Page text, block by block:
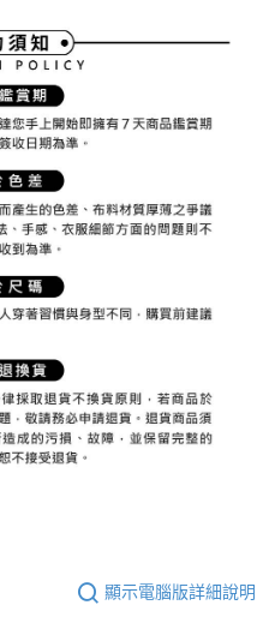
理人或監護人之同意方可使用
者引起之損失，本公司不負相關責
據個別帳號之用戶狀況，依本公司即
度不足之情形，本公司將視審查結果
戶之使用額度並採取法律行動。
顯示電腦版詳細說明